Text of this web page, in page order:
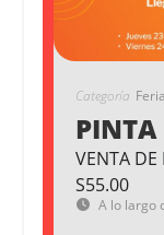
Categoría Feria
VENTA DE
S55.00
A lo largo